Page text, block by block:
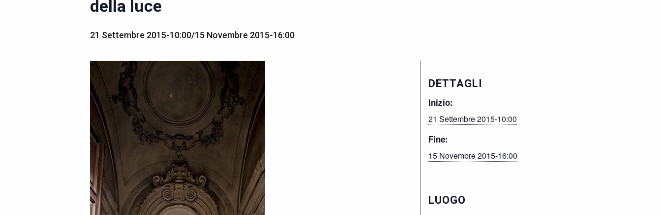
della luce
21 Settembre 2015-10:00/15 Novembre 2015-16:00
DETTAGLI
Inizio:
21 Settembre 2015-10:00
Fine:
15 Novembre 2015-16:00
LUOGO